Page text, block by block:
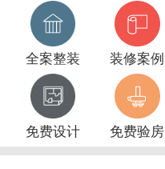
全案整装 装修案例
免费设计 免费验房